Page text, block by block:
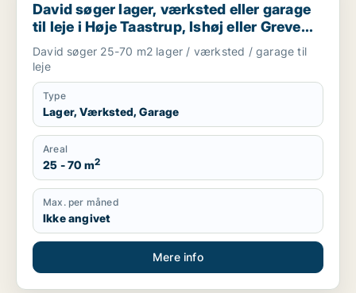
David søger lager, værksted eller garage
til leje i Høje Taastrup, Ishøj eller Greve
m.fl.
David søger 25-70 m2 lager / værksted / garage til
leje
Type
Lager, Værksted, Garage
Areal
25 - 70 m2
Max. per måned
Ikke angivet
Mere info